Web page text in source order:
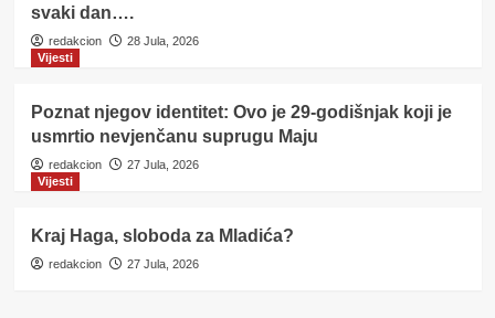
svaki dan….
redakcion
28 Jula, 2026
Vijesti
Poznat njegov identitet: Ovo je 29-godišnjak koji je
usmrtio nevjenčanu suprugu Maju
redakcion
27 Jula, 2026
Vijesti
Kraj Haga, sloboda za Mladića?
redakcion 27 Jula, 2026